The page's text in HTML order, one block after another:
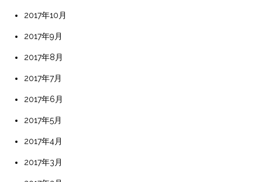
2017年10月
2017年9月
2017年8月
2017年7月
2017年6月
2017年5月
2017年4月
2017年3月